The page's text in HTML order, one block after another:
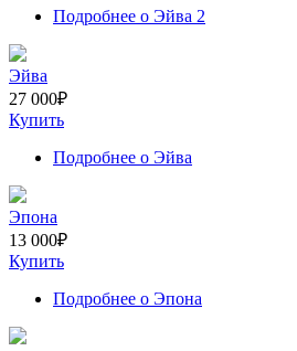
Подробнее о Эйва 2
Эйва
27 000₽
Купить
Подробнее о Эйва
Эпона
13 000₽
Купить
Подробнее о Эпона